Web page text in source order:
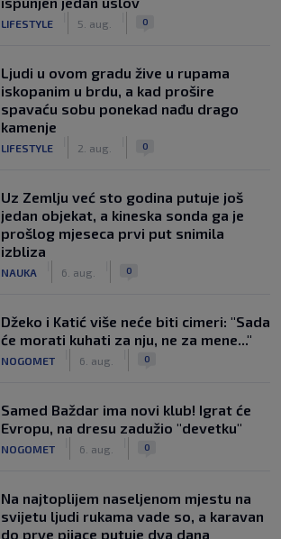
LIFESTYLE 5. aug. 0
Ljudi u ovom gradu žive u rupama
iskopanim u brdu, a kad prošire
spavaću sobu ponekad nađu drago
kamenje
LIFESTYLE 2. aug. 0
Uz Zemlju već sto godina putuje još
jedan objekat, a kineska sonda ga je
prošlog mjeseca prvi put snimila
izbliza
NAUKA 6. aug. 0
Džeko i Katić više neće biti cimeri: "Sada
će morati kuhati za nju, ne za mene..."
NOGOMET 6. aug. 0
Samed Baždar ima novi klub! Igrat će
Evropu, na dresu zadužio "devetku"
NOGOMET 6. aug. 0
Na najtoplijem naseljenom mjestu na
svijetu ljudi rukama vade so, a karavan
do prve pijace putuje dva dana